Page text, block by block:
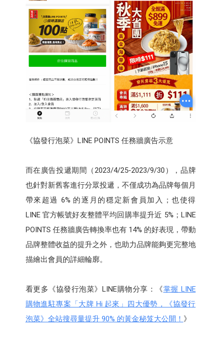
《協發行泡菜》LINE POINTS 任務牆廣告示意
而在廣告投遞期間（2023/4/25-2023/9/30），品牌
也針對新舊客進行分眾投遞，不僅成功為品牌每個月
帶來超過 6% 的逐月的穩定新會員加入；也使得
LINE 官方帳號好友整體平均回購率提升近 5%；LINE
POINTS 任務牆廣告轉換率也有 14% 的好表現，帶動
品牌整體收益的提升之外，也助力品牌能夠更完整地
描繪出會員的詳細輪廓。
看更多《協發行泡菜》LINE購物分享：《掌握 LINE
購物進駐專案「大牌 Hi 起來」四大優勢，《協發行
泡菜》全站搜尋量提升 90% 的黃金秘笈大公開！ 》